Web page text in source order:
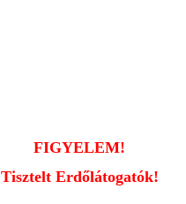
FIGYELEM!
Tisztelt Erdőlátogatók!